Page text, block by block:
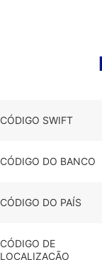
CÓDIGO SWIFT
CÓDIGO DO BANCO
CÓDIGO DO PAÍS
CÓDIGO DE
LOCALIZAÇÃO